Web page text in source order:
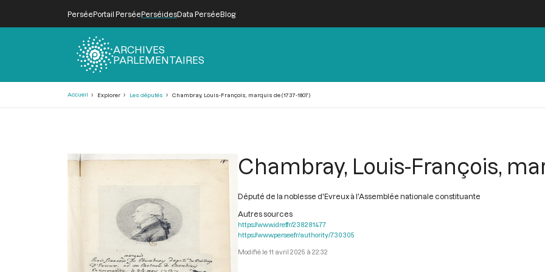
PerséePortail PerséePerséidesData PerséeBlog
ARCHIVES
PARLEMENTAIRES
Accueil Explorer Les députés Chambray, Louis-François, marquis de (1737-1807)
Chambray, Louis-François,
Député de la noblesse d'Evreux à l'Assemblée nationale constituante
Autres sources
https://www.idref.fr/238281477
https://www.persee.fr/authority/730305
11 avril 2025 à 22:32